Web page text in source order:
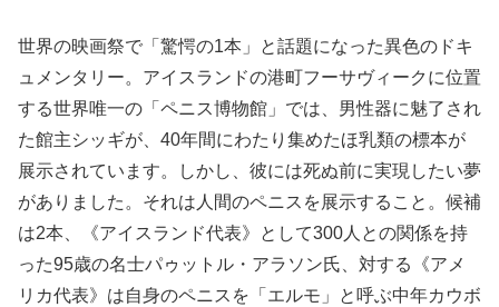
世界の映画祭で「驚愕の1本」と話題になった異色のドキ
ュメンタリー。アイスランドの港町フーサヴィークに位置
する世界唯一の「ペニス博物館」では、男性器に魅了され
た館主シッギが、40年間にわたり集めたほ乳類の標本が
展示されています。しかし、彼には死ぬ前に実現したい夢
がありました。それは人間のペニスを展示すること。候補
は2本、《アイスランド代表》として300人との関係を持
った95歳の名士パゥットル・アラソン氏、対する《アメ
リカ代表》は自身のペニスを「エルモ」と呼ぶ中年カウボ